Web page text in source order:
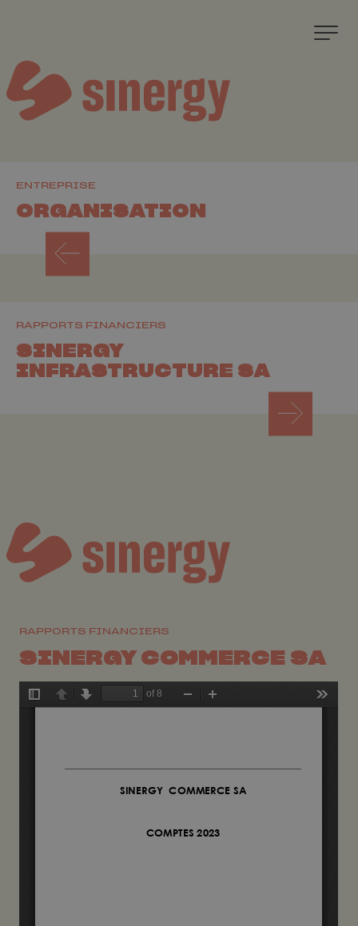
ENTREPRISE
ORGANISATION
RAPPORTS FINANCIERS
SINERGY
INFRASTRUCTURE SA
RAPPORTS FINANCIERS
SINERGY COMMERCE SA